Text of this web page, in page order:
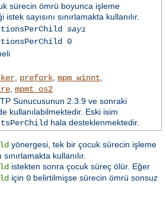
sürecin ömrü boyunca işleme
sayısını sınırlamakta kullanılır.
sayı
0
, prefork, mpm_winnt
, mpmt_os2
Sunucusunun 2.3.9 ve sonraki
kullanılabilmektedir. Eski isim
hala desteklenmektedir.
yönergesi, tek bir çocuk sürecin işleme
kullanılır.
istekten sonra çocuk süreç ölür. Eğer
için 0 belirtilmişse sürecin ömrü sonsuz